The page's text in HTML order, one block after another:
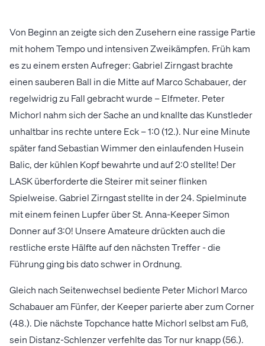
Von Beginn an zeigte sich den Zusehern eine rassige Partie
mit hohem Tempo und intensiven Zweikämpfen. Früh kam
es zu einem ersten Aufreger: Gabriel Zirngast brachte
einen sauberen Ball in die Mitte auf Marco Schabauer, der
regelwidrig zu Fall gebracht wurde – Elfmeter. Peter
Michorl nahm sich der Sache an und knallte das Kunstleder
unhaltbar ins rechte untere Eck – 1:0 (12.). Nur eine Minute
später fand Sebastian Wimmer den einlaufenden Husein
Balic, der kühlen Kopf bewahrte und auf 2:0 stellte! Der
LASK überforderte die Steirer mit seiner flinken
Spielweise. Gabriel Zirngast stellte in der 24. Spielminute
mit einem feinen Lupfer über St. Anna-Keeper Simon
Donner auf 3:0! Unsere Amateure drückten auch die
restliche erste Hälfte auf den nächsten Treffer - die
Führung ging bis dato schwer in Ordnung.
Gleich nach Seitenwechsel bediente Peter Michorl Marco
Schabauer am Fünfer, der Keeper parierte aber zum Corner
(48.). Die nächste Topchance hatte Michorl selbst am Fuß,
sein Distanz-Schlenzer verfehlte das Tor nur knapp (56.).